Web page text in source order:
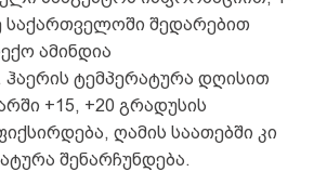
შედარებით
ამინდია
ტემპერატურა დღისით
+15, +20 გრადუსის
ღამის საათებში კი
შენარჩუნდება.